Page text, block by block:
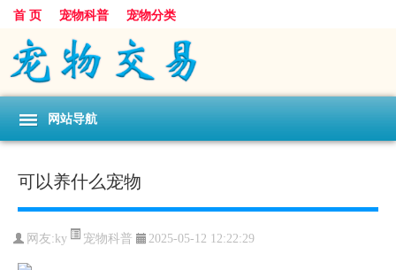
首 页 宠物科普 宠物分类
网站导航
可以养什么宠物
网友:ky 宠物科普 2025-05-12 12:22:29